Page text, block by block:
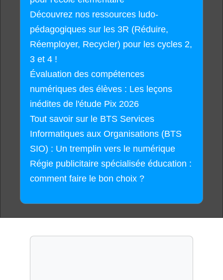
Découvrez nos ressources ludo-
pédagogiques sur les 3R (Réduire,
Réemployer, Recycler) pour les cycles 2,
3 et 4 !
Évaluation des compétences
numériques des élèves : Les leçons
inédites de l'étude Pix 2026
Tout savoir sur le BTS Services
Informatiques aux Organisations (BTS
SIO) : Un tremplin vers le numérique
Régie publicitaire spécialisée éducation :
comment faire le bon choix ?